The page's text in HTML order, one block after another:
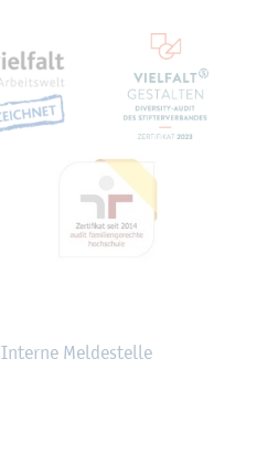
In­ter­ne Mel­de­stel­le